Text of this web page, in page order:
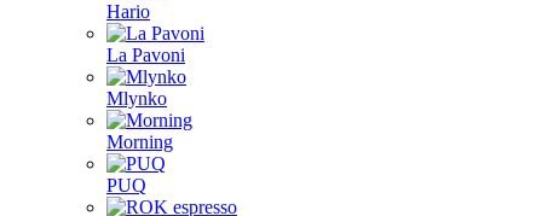
Hario
La Pavoni
Mlynko
Morning
PUQ